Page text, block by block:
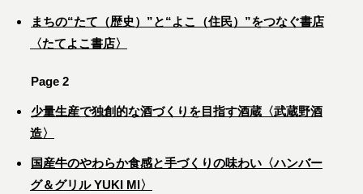
まちの“たて（歴史）”と“よこ（住民）”をつなぐ書店
〈たてよこ書店〉
Page 2
少量生産で独創的な酒づくりを目指す酒蔵〈武蔵野酒
造〉
国産牛のやわらか食感と手づくりの味わい〈ハンバー
グ＆グリル YUKI MI〉